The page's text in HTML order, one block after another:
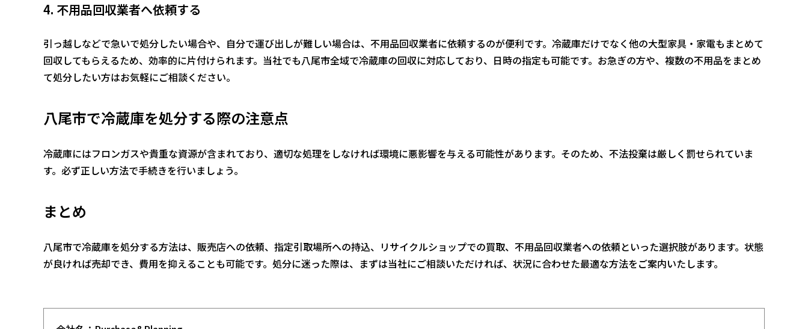
4. 不用品回収業者へ依頼する
引っ越しなどで急いで処分したい場合や、自分で運び出しが難しい場合は、不用品回収業者に依頼するのが便利です。冷蔵庫だけでなく他の大型家具・家電もまとめて
回収してもらえるため、効率的に片付けられます。当社でも八尾市全域で冷蔵庫の回収に対応しており、日時の指定も可能です。お急ぎの方や、複数の不用品をまとめ
て処分したい方はお気軽にご相談ください。
八尾市で冷蔵庫を処分する際の注意点
冷蔵庫にはフロンガスや貴重な資源が含まれており、適切な処理をしなければ環境に悪影響を与える可能性があります。そのため、不法投棄は厳しく罰せられていま
す。必ず正しい方法で手続きを行いましょう。
まとめ
八尾市で冷蔵庫を処分する方法は、販売店への依頼、指定引取場所への持込、リサイクルショップでの買取、不用品回収業者への依頼といった選択肢があります。状態
が良ければ売却でき、費用を抑えることも可能です。処分に迷った際は、まずは当社にご相談いただければ、状況に合わせた最適な方法をご案内いたします。